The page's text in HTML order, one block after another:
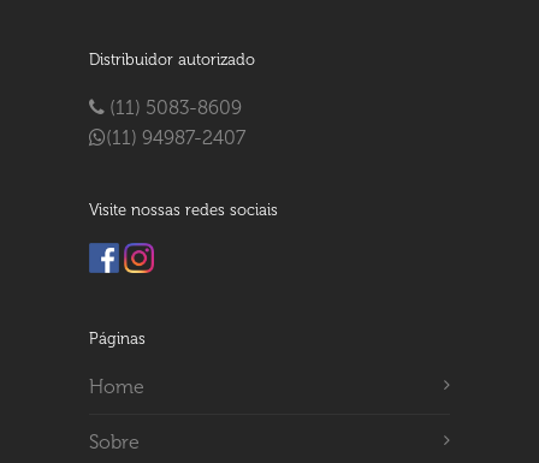
Distribuidor autorizado
(11) 5083-8609
(11) 94987-2407
Visite nossas redes sociais
Páginas
Home
Sobre